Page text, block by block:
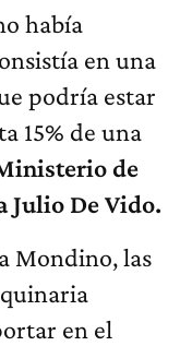
había
en una
podría estar
15% de una
de
Julio De Vido.
Mondino, las
en el